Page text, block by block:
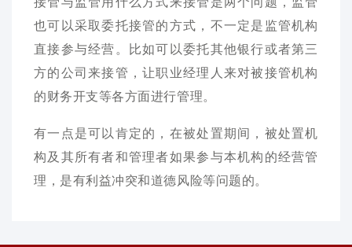
也可以采取委托接管的方式，不一定是监管机构
直接参与经营。比如可以委托其他银行或者第三
方的公司来接管，让职业经理人来对被接管机构
的财务开支等各方面进行管理。
有一点是可以肯定的，在被处置期间，被处置机
构及其所有者和管理者如果参与本机构的经营管
理，是有利益冲突和道德风险等问题的。